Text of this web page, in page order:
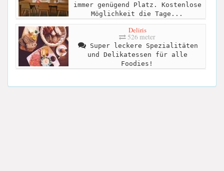
immer genügend Platz. Kostenlose
Möglichkeit die Tage...
Deliris
526 meter
Super leckere Spezialitäten
und Delikatessen für alle
Foodies!